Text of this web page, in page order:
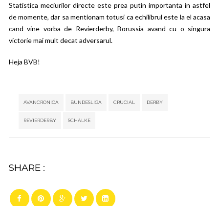
Statistica meciurilor directe este prea putin importanta in astfel
de momente, dar sa mentionam totusi ca echilibrul este la el acasa
cand vine vorba de Revierderby, Borussia avand cu o singura
victorie mai mult decat adversarul.
Heja BVB!
AVANCRONICA BUNDESLIGA CRUCIAL DERBY
REVIERDERBY SCHALKE
SHARE :